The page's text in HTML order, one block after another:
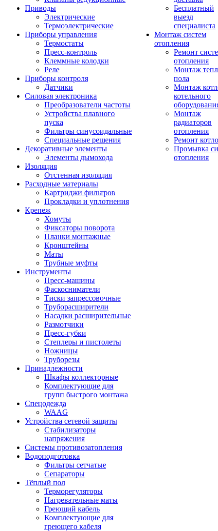
Приводы
Электрические
Термоэлектрические
Приборы управления
Термостаты
Пресс-контроль
Клеммные колодки
Реле
Приборы контроля
Датчики
Силовая электроника
Преобразователи частоты
Устройства плавного
пуска
Фильтры синусоидальные
Специальные решения
Декоративные элементы
Элементы дымохода
Изоляция
Отстенная изоляция
Расходные материалы
Картриджи фильтров
Прокладки и уплотнения
Крепеж
Хомуты
Фиксаторы поворота
Планки монтажные
Кронштейны
Маты
Трубные муфты
Инструменты
Пресс-машины
Фаскосниматели
Тиски запрессовочные
Труборасширители
Насадки расширительные
Размотчики
Пресс-губки
Степлеры и пистолеты
Ножницы
Труборезы
Принадлежности
Шкафы коллекторные
Комплектующие для
групп быстрого монтажа
Спецодежда
WAAG
Устройства сетевой защиты
Стабилизаторы
напряжения
Системы противозатопления
Водоподготовка
Фильтры сетчатые
Сепараторы
Тёплый пол
Терморегуляторы
Нагревательные маты
Греющий кабель
Комплектующие для
греющего кабеля
Бесплатный
выезд
специалиста
Монтаж систем
отопления
Ремонт
отопления
Монтаж
пола
Монтаж
котельного
Монтаж
радиаторов
отопления
Ремонт
Промывка
отопления